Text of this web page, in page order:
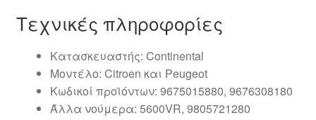
Τεχνικές πληροφορίες
Κατασκευαστής: Continental
Μοντέλο: Citroen και Peugeot
Κωδικοί προϊόντων: 9675015880, 9676308180
Άλλα νούμερα: 5600VR, 9805721280